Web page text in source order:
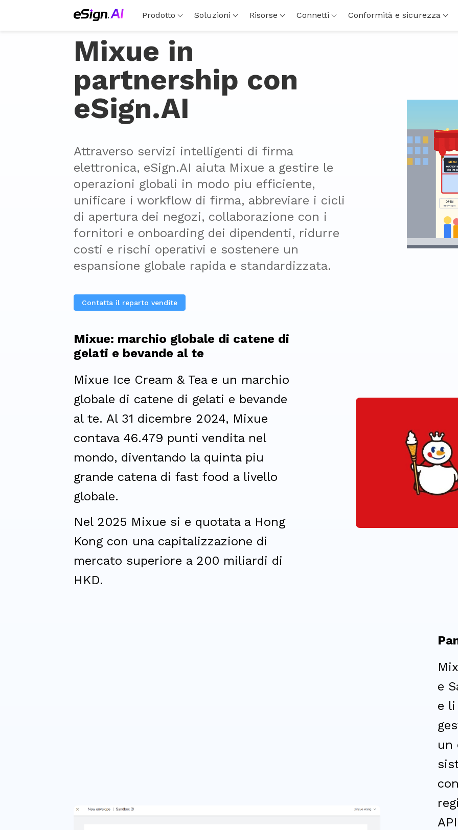
Prodotto Soluzioni Risorse Connetti Conformità e sicurezza
Mixue in
partnership con
eSign.AI
Attraverso servizi intelligenti di firma
elettronica, eSign.AI aiuta Mixue a gestire le
operazioni globali in modo piu efficiente,
unificare i workflow di firma, abbreviare i cicli
di apertura dei negozi, collaborazione con i
fornitori e onboarding dei dipendenti, ridurre
costi e rischi operativi e sostenere un
espansione globale rapida e standardizzata.
Contatta il reparto vendite
Mixue: marchio globale di catene di
gelati e bevande al te
Mixue Ice Cream & Tea e un marchio
globale di catene di gelati e bevande
al te. Al 31 dicembre 2024, Mixue
contava 46.479 punti vendita nel
mondo, diventando la quinta piu
grande catena di fast food a livello
globale.
Nel 2025 Mixue si e quotata a Hong
Kong con una capitalizzazione di
mercato superiore a 200 miliardi di
HKD.
e
e
un